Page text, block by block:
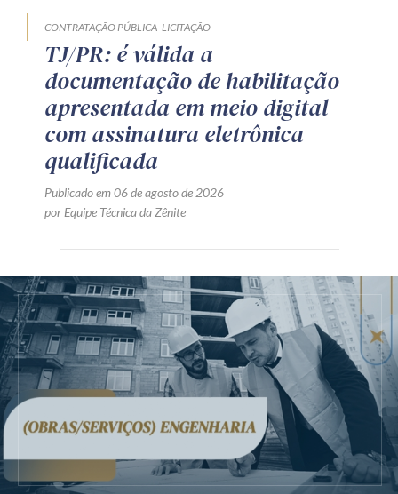
CONTRATAÇÃO PÚBLICA LICITAÇÃO
TJ/PR: é válida a
documentação de habilitação
apresentada em meio digital
com assinatura eletrônica
qualificada
Publicado em 06 de agosto de 2026
por Equipe Técnica da Zênite